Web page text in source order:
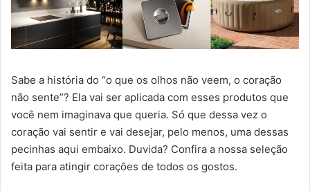
Sabe a história do “o que os olhos não veem, o coração
não sente”? Ela vai ser aplicada com esses produtos que
você nem imaginava que queria. Só que dessa vez o
coração vai sentir e vai desejar, pelo menos, uma dessas
pecinhas aqui embaixo. Duvida? Confira a nossa seleção
feita para atingir corações de todos os gostos.